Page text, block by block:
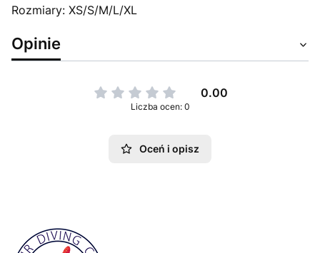
Rozmiary: XS/S/M/L/XL
Opinie
0.00
Liczba ocen: 0
Oceń i opisz